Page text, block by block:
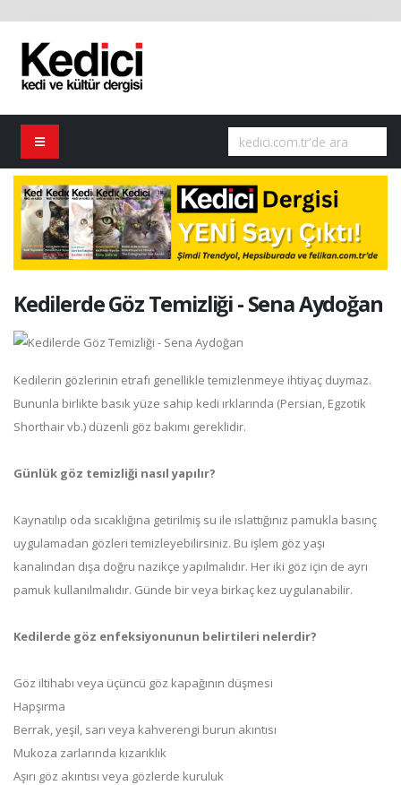
Kedilerde Göz Temizliği - Sena Aydoğan
Kedilerin gözlerinin etrafı genellikle temizlenmeye ihtiyaç duymaz.
Bununla birlikte basık yüze sahip kedi ırklarında (Persian, Egzotik
Shorthair vb.) düzenli göz bakımı gereklidir.
Günlük göz temizliği nasıl yapılır?
Kaynatılıp oda sıcaklığına getirilmiş su ile ıslattığınız pamukla basınç
uygulamadan gözleri temizleyebilirsiniz. Bu işlem göz yaşı
kanalından dışa doğru nazikçe yapılmalıdır. Her iki göz için de ayrı
pamuk kullanılmalıdır. Günde bir veya birkaç kez uygulanabilir.
Kedilerde göz enfeksiyonunun belirtileri nelerdir?
Göz iltihabı veya üçüncü göz kapağının düşmesi
Hapşırma
Berrak, yeşil, sarı veya kahverengi burun akıntısı
Mukoza zarlarında kızarıklık
Aşırı göz akıntısı veya gözlerde kuruluk